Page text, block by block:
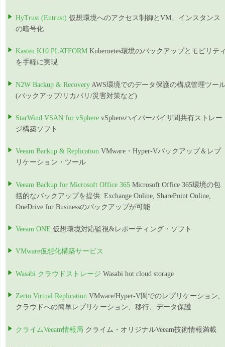
HyTrust (Entrust) 仮想環境へのアクセス制御とVM、インスタンス
の暗号化
Kasten K10 PLATFORM Kubernetes環境のバックアップとモビリテ
を手軽に実現
N2W Backup & Recovery AWS環境でのデータ保護の構成管理ツー
(バックアップ/リカバリ/災害対策など)
StarWind VSAN for vSphere vSphereハイパーバイザ間共有ストレー
ジ構築ソフト
Veeam Backup & Replication VMware・Hyper-Vバックアップ＆レプ
リケーション・ツール
Veeam Backup for Microsoft Office 365 Microsoft Office 365環境の包
括的なバックアップを提供: Exchange Online, SharePoint Online,
OneDrive for Businessのバックアップが可能
Veeam ONE 仮想環境対応監視&レポーティング・ソフト
VMware仮想化構築サービス
Wasabi クラウドストレージ Wasabi hot cloud storage
Zerto Virtual Replication VMware/Hyper-V間でのレプリケーション,
クラウドへの簡単レプリケーション、移行、データ保護
クライムVeeam情報局 クライム・オリジナルVeeam技術情報満載